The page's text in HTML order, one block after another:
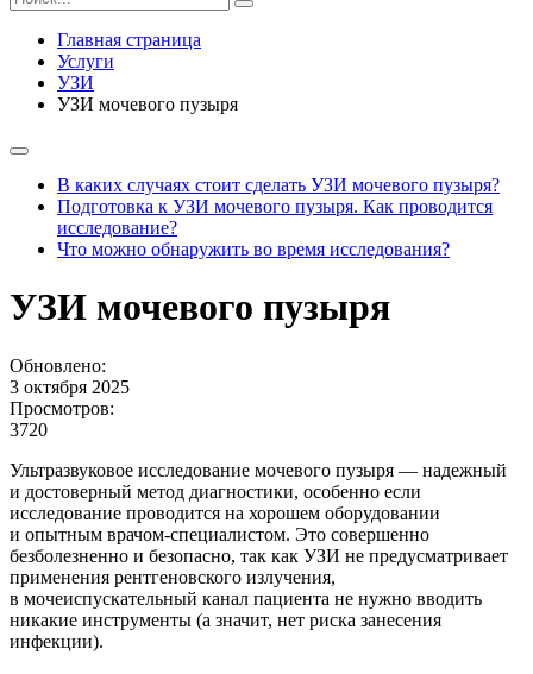
Главная страница
Услуги
УЗИ
УЗИ мочевого пузыря
В каких случаях стоит сделать УЗИ мочевого пузыря?
Подготовка к УЗИ мочевого пузыря. Как проводится
исследование?
Что можно обнаружить во время исследования?
УЗИ мочевого пузыря
Обновлено:
3 октября 2025
Просмотров:
3720
Ультразвуковое исследование мочевого пузыря — надежный
и достоверный метод диагностики, особенно если
исследование проводится на хорошем оборудовании
и опытным врачом-специалистом. Это совершенно
безболезненно и безопасно, так как УЗИ не предусматривает
применения рентгеновского излучения,
в мочеиспускательный канал пациента не нужно вводить
никакие инструменты (а значит, нет риска занесения
инфекции).